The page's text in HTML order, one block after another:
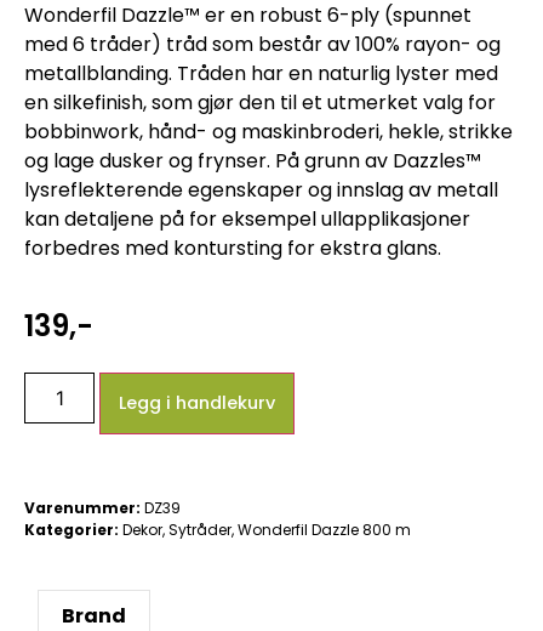
Wonderfil Dazzle™ er en robust 6-ply (spunnet
med 6 tråder) tråd som består av 100% rayon- og
metallblanding. Tråden har en naturlig lyster med
en silkefinish, som gjør den til et utmerket valg for
bobbinwork, hånd- og maskinbroderi, hekle, strikke
og lage dusker og frynser. På grunn av Dazzles™
lysreflekterende egenskaper og innslag av metall
kan detaljene på for eksempel ullapplikasjoner
forbedres med kontursting for ekstra glans.
139,-
Legg i handlekurv
Varenummer: DZ39
Kategorier: Dekor,Sytråder,Wonderfil Dazzle 800 m
Brand